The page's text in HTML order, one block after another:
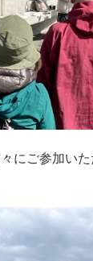
にご参加い